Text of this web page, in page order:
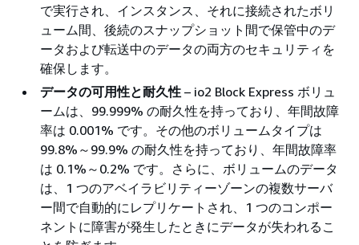
で実行され、インスタンス、それに接続されたボリ
ューム間、後続のスナップショット間で保管中のデ
ータおよび転送中のデータの両方のセキュリティを
確保します。
データの可用性と耐久性 – io2 Block Express ボリュ
ームは、99.999% の耐久性を持っており、年間故障
率は 0.001% です。その他のボリュームタイプは
99.8%～99.9% の耐久性を持っており、年間故障率
は 0.1%～0.2% です。さらに、ボリュームのデータ
は、1 つのアベイラビリティーゾーンの複数サーバ
ー間で自動的にレプリケートされ、1 つのコンポー
ネントに障害が発生したときにデータが失われるこ